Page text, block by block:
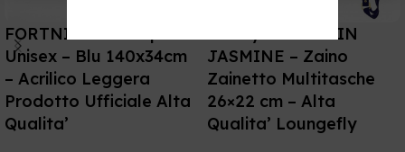
FORTNITE – Sciarpa
Unisex – Blu 140x34cm
– Acrilico Leggera
Prodotto Ufficiale Alta
Qualita’
Disney – ALADDIN
JASMINE – Zaino
Zainetto Multitasche
26×22 cm – Alta
Qualita’ Loungefly